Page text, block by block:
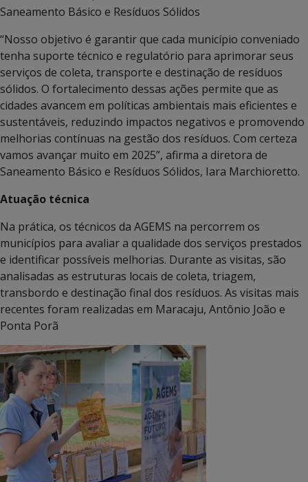
Saneamento Básico e Resíduos Sólidos
“Nosso objetivo é garantir que cada município conveniado
tenha suporte técnico e regulatório para aprimorar seus
serviços de coleta, transporte e destinação de resíduos
sólidos. O fortalecimento dessas ações permite que as
cidades avancem em políticas ambientais mais eficientes e
sustentáveis, reduzindo impactos negativos e promovendo
melhorias contínuas na gestão dos resíduos. Com certeza
vamos avançar muito em 2025”, afirma a diretora de
Saneamento Básico e Resíduos Sólidos, Iara Marchioretto.
Atuação técnica
Na prática, os técnicos da AGEMS na percorrem os
municípios para avaliar a qualidade dos serviços prestados
e identificar possíveis melhorias. Durante as visitas, são
analisadas as estruturas locais de coleta, triagem,
transbordo e destinação final dos resíduos. As visitas mais
recentes foram realizadas em Maracaju, Antônio João e
Ponta Porã